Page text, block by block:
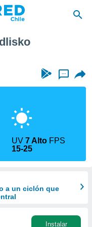
...
UV7 Alto FPS
15-25
a un ciclón que
Instalar